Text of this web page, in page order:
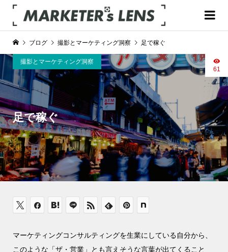
足で稼ぐ
撮影とマーケティング洞察
61
ブログ 撮影とマーケティング洞察 足で稼ぐ
マーケティングコンサルティングを生業にしている自分から、
このような「ザ・営業」とも言えそうな言葉が出てくること